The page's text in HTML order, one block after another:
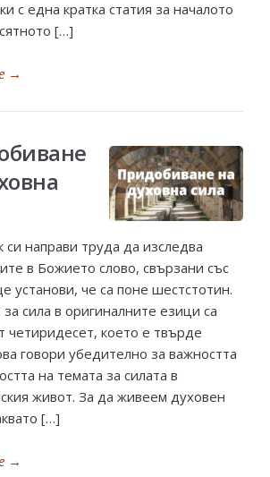
с една кратка статия за началото
[…]
→
си направи труда да изследва
в Божието слово, свързани със
установи, че са поне шестстотин.
сила в оригиналните езици са
четиридесет, което е твърде
говори убедително за важността
на темата за силата в
живот. За да живеем духовен
[…]
→